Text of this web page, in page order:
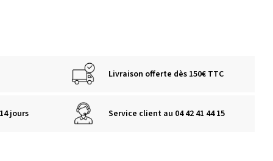
Livraison offerte dès 150€ TTC
jours Service client au 04 42 41 44 15